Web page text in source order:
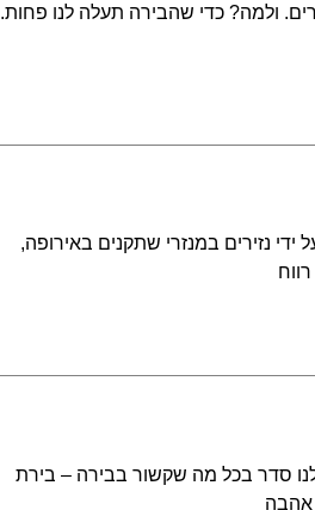
ולמה? כדי שהבירה תעלה לנו פחות.
נזירים במנזרי שתקנים באירופה,
סדר בכל מה שקשור בבירה – בירת
אהבה